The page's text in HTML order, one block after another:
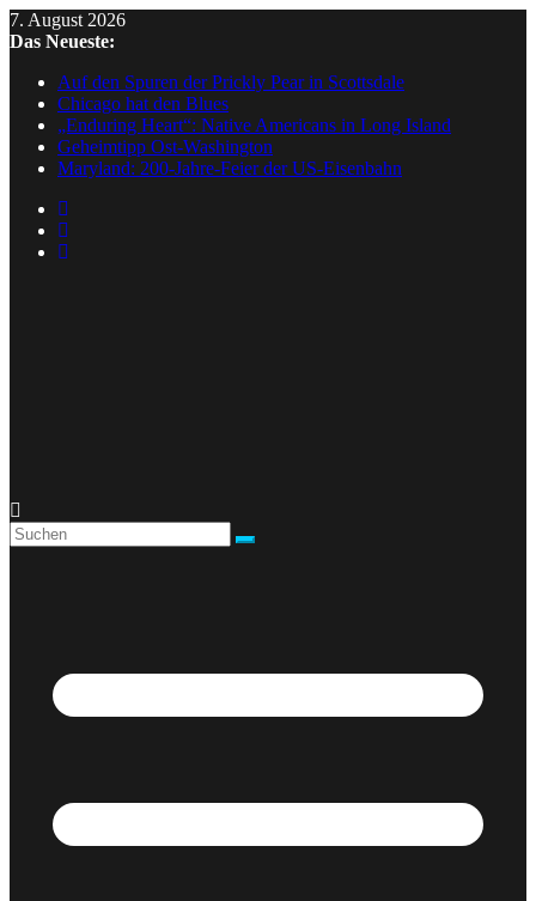
7. August 2026
Das Neueste:
Auf den Spuren der Prickly Pear in Scottsdale
Chicago hat den Blues
„Enduring Heart“: Native Americans in Long Island
Geheimtipp Ost-Washington
Maryland: 200-Jahre-Feier der US-Eisenbahn